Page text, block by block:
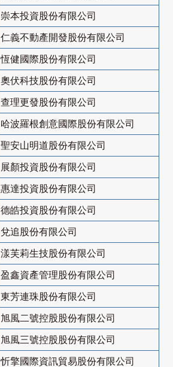
崇本投資股份有限公司
仁義不動產開發股份有限公司
恆健國際股份有限公司
奧伏科技股份有限公司
查理更發股份有限公司
哈波羅根創意國際股份有限公司
聖安山明道股份有限公司
展顏投資股份有限公司
惠達投資股份有限公司
德皓投資股份有限公司
兌追股份有限公司
漾芙莉生技股份有限公司
盈鑫資產管理股份有限公司
東芳連珠股份有限公司
旭風二號控股股份有限公司
旭風三號控股股份有限公司
忻擎國際資訊貿易股份有限公司